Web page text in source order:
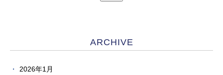
ARCHIVE
2026年1月